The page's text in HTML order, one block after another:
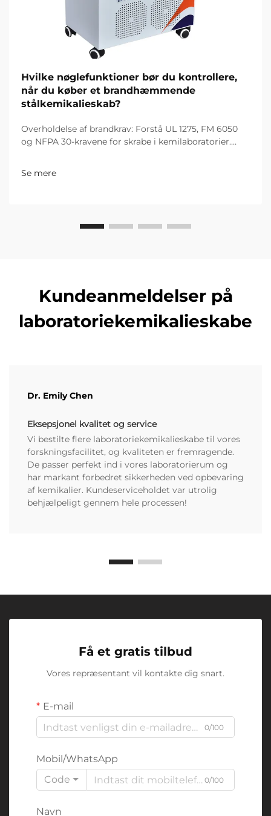
Hvilke nøglefunktioner bør du kontrollere,
når du køber et brandhæmmende
stålkemikalieskab?
Overholdelse af brandkrav: Forstå UL 1275, FM 6050
og NFPA 30-kravene for skrabe i kemilaboratorier.
Mange generiske "brandbestandige" mærkater
Se mere
Kundeanmeldelser på
laboratoriekemikalieskabe
Dr. Emily Chen
Eksepsjonel kvalitet og service
Vi bestilte flere laboratoriekemikalieskabe til vores
forskningsfacilitet, og kvaliteten er fremragende.
De passer perfekt ind i vores laboratorierum og
har markant forbedret sikkerheden ved opbevaring
af kemikalier. Kundeserviceholdet var utrolig
behjælpeligt gennem hele processen!
Få et gratis tilbud
Vores repræsentant vil kontakte dig snart.
E-mail
0/100
Mobil/WhatsApp
Code
0/100
Navn